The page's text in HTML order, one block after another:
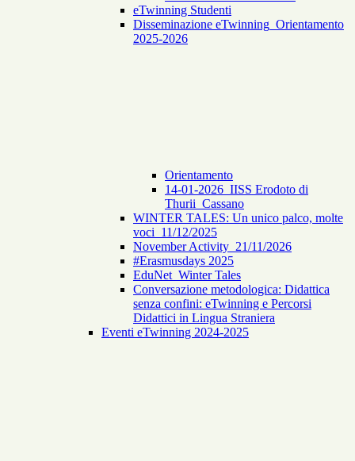
eTwinning Studenti
Disseminazione eTwinning_Orientamento
2025-2026
Orientamento
14-01-2026_IISS Erodoto di
Thurii_Cassano
WINTER TALES: Un unico palco, molte
voci_11/12/2025
November Activity_21/11/2026
#Erasmusdays 2025
EduNet_Winter Tales
Conversazione metodologica: Didattica
senza confini: eTwinning e Percorsi
Didattici in Lingua Straniera
Eventi eTwinning 2024-2025